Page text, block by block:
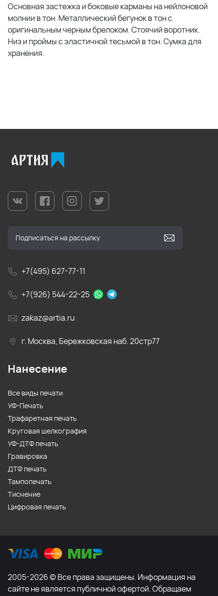
Основная застежка и боковые карманы на нейлоновой
молнии в тон. Металлический бегунок в тон с
оригинальным черным брелоком. Стоячий воротник.
Низ и проймы с эластичной тесьмой в тон. Сумка для
хранения.
+7(495) 627-77-11
+7(926) 544-22-25
zakaz@artia.ru
г. Москва, Бережковская наб. 20стр77
Нанесение
Все виды печати
УФ-Печать
Трафаретная печать
Круговая шелкография
УФ-ДТФ печать
Гравировка
ДТФ печать
Тампопечать
Тиснение
Цифровая печать
2005-2026 © Все права защищены. Информация на
сайте не является публичной офертой. Обращаем